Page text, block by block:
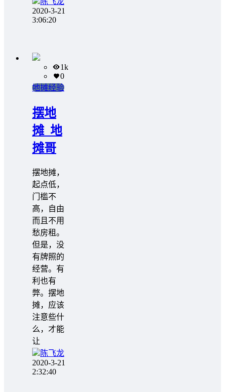
2020-3-21
3:06:20
1k
0
地摊经验
摆地
摊_地
摊哥
摆地摊，
起点低，
门槛不
高，自由
而且不用
愁房租。
但是，没
有牌照的
经营。有
利也有
弊。摆地
摊，应该
注意些什
么，才能
让
陈飞龙
2020-3-21
2:32:40